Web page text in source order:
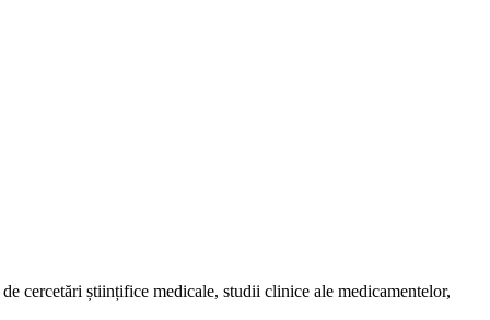
cercetări științifice medicale, studii clinice ale medicamentelor,